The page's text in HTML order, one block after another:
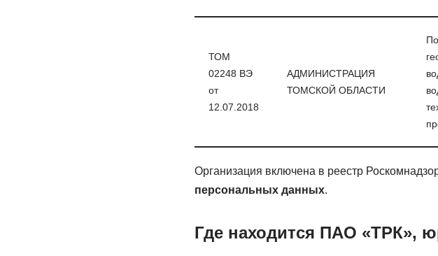
ТОМ
02248 ВЭ
от
12.07.2018
АДМИНИСТРАЦИЯ
ТОМСКОЙ ОБЛАСТИ
Организация включена в реестр
персональных данных.
Где находится ПАО «ТРК»,